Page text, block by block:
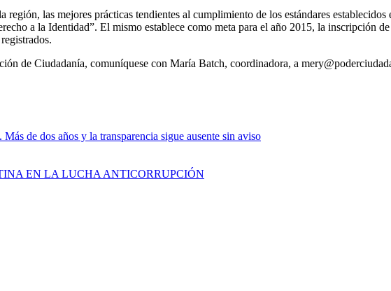
región, las mejores prácticas tendientes al cumplimiento de los estándares
a la Identidad”. El mismo establece como meta para el año 2015, la inscripción
de Ciudadanía, comuníquese con María Batch, coordinadora, a
de dos años y la transparencia sigue ausente sin aviso
EN LA LUCHA ANTICORRUPCIÓN